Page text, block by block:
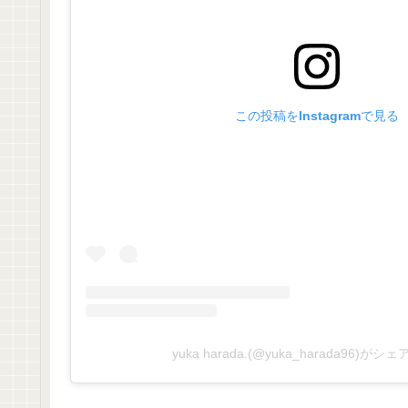
この投稿をInstagramで見る
yuka harada.(@yuka_harada96)がシェ